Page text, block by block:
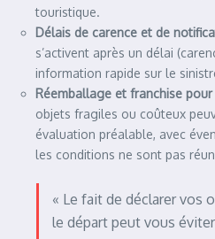
touristique.
Délais de carence et de
s’activent après un délai
information rapide sur le
Réemballage et franchise
objets fragiles ou coûteux
évaluation préalable, avec
les conditions ne sont pas
« Le fait de déclarer vos
le départ peut vous